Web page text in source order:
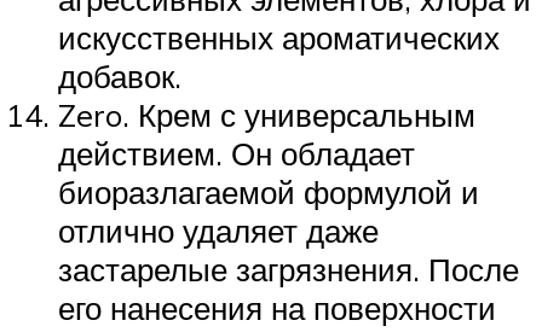
искусственных ароматических
добавок.
Zero. Крем с универсальным
действием. Он обладает
биоразлагаемой формулой и
отлично удаляет даже
застарелые загрязнения. После
его нанесения на поверхности